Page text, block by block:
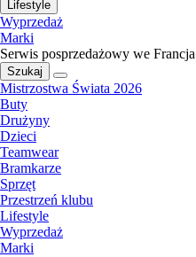
Lifestyle
Wyprzedaż
Marki
Serwis posprzedażowy we Francja
Szukaj
Mistrzostwa Świata 2026
Buty
Drużyny
Dzieci
Teamwear
Bramkarze
Sprzęt
Przestrzeń klubu
Lifestyle
Wyprzedaż
Marki